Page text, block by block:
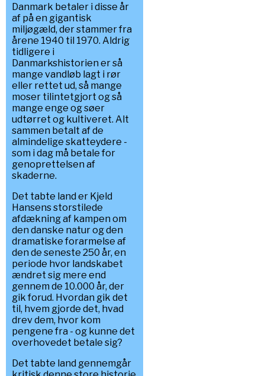
Danmark betaler i disse år
af på en gigantisk
miljøgæld, der stammer fra
årene 1940 til 1970. Aldrig
tidligere i
Danmarkshistorien er så
mange vandløb lagt i rør
eller rettet ud, så mange
moser tilintetgjort og så
mange enge og søer
udtørret og kultiveret. Alt
sammen betalt af de
almindelige skatteydere -
som i dag må betale for
genoprettelsen af
skaderne.
Det tabte land er Kjeld
Hansens storstilede
afdækning af kampen om
den danske natur og den
dramatiske forarmelse af
den de seneste 250 år, en
periode hvor landskabet
ændret sig mere end
gennem de 10.000 år, der
gik forud. Hvordan gik det
til, hvem gjorde det, hvad
drev dem, hvor kom
pengene fra - og kunne det
overhovedet betale sig?
Det tabte land gennemgår